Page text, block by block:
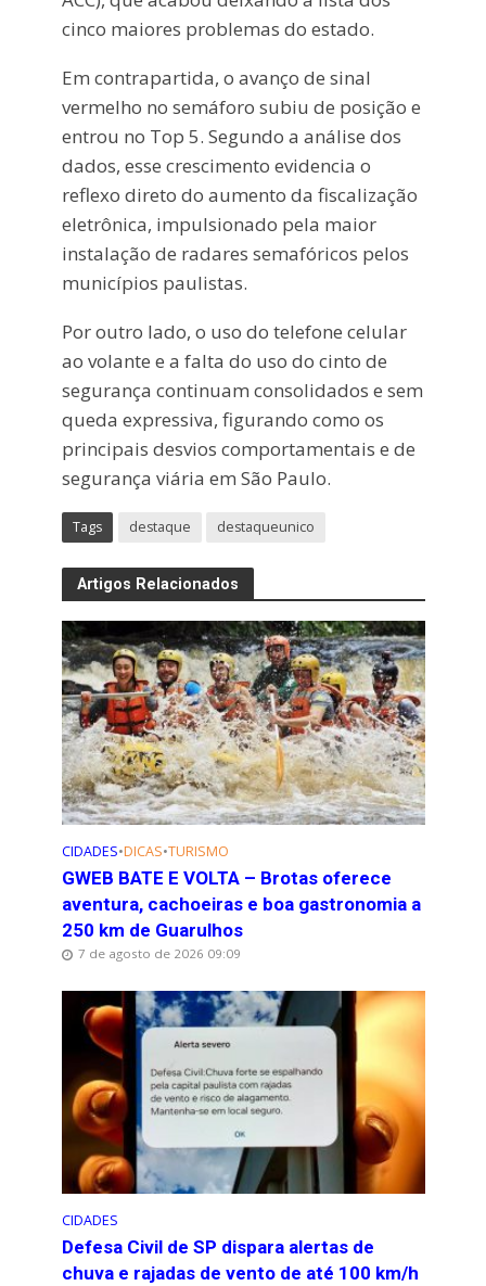
cinco maiores problemas do estado.
Em contrapartida, o avanço de sinal
vermelho no semáforo subiu de posição e
entrou no Top 5. Segundo a análise dos
dados, esse crescimento evidencia o
reflexo direto do aumento da fiscalização
eletrônica, impulsionado pela maior
instalação de radares semafóricos pelos
municípios paulistas.
Por outro lado, o uso do telefone celular
ao volante e a falta do uso do cinto de
segurança continuam consolidados e sem
queda expressiva, figurando como os
principais desvios comportamentais e de
segurança viária em São Paulo.
Tags destaque destaqueunico
Artigos Relacionados
CIDADES•DICAS•TURISMO
GWEB BATE E VOLTA – Brotas oferece
aventura, cachoeiras e boa gastronomia a
250 km de Guarulhos
7 de agosto de 2026 09:09
CIDADES
Defesa Civil de SP dispara alertas de
chuva e rajadas de vento de até 100 km/h